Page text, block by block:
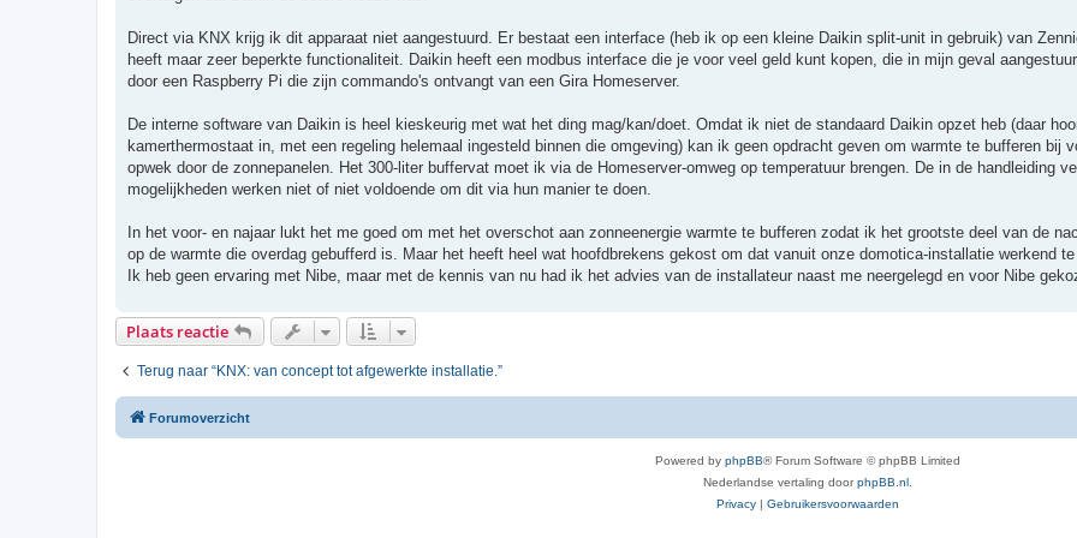
Direct via KNX krijg ik dit apparaat niet aangestuurd. Er bestaat een interface (heb ik op een kleine Daikin split-unit in gebruik) van
heeft maar zeer beperkte functionaliteit. Daikin heeft een modbus interface die je voor veel geld kunt kopen, die in mijn geval
door een Raspberry Pi die zijn commando's ontvangt van een Gira Homeserver.
De interne software van Daikin is heel kieskeurig met wat het ding mag/kan/doet. Omdat ik niet de standaard Daikin opzet heb (daar
kamerthermostaat in, met een regeling helemaal ingesteld binnen die omgeving) kan ik geen opdracht geven om warmte te bufferen bij
opwek door de zonnepanelen. Het 300-liter buffervat moet ik via de Homeserver-omweg op temperatuur brengen. De in de handleiding
mogelijkheden werken niet of niet voldoende om dit via hun manier te doen.
In het voor- en najaar lukt het me goed om met het overschot aan zonneenergie warmte te bufferen zodat ik het grootste deel van de
op de warmte die overdag gebufferd is. Maar het heeft heel wat hoofdbrekens gekost om dat vanuit onze domotica-installatie werkend te
Ik heb geen ervaring met Nibe, maar met de kennis van nu had ik het advies van de installateur naast me neergelegd en voor Nibe
Plaats reactie
Terug naar “KNX: van concept tot afgewerkte installatie.”
Forumoverzicht
Powered by phpBB® Forum Software © phpBB Limited
Nederlandse vertaling doorphpBB.nl
Privacy | Gebruikersvoorwaarden